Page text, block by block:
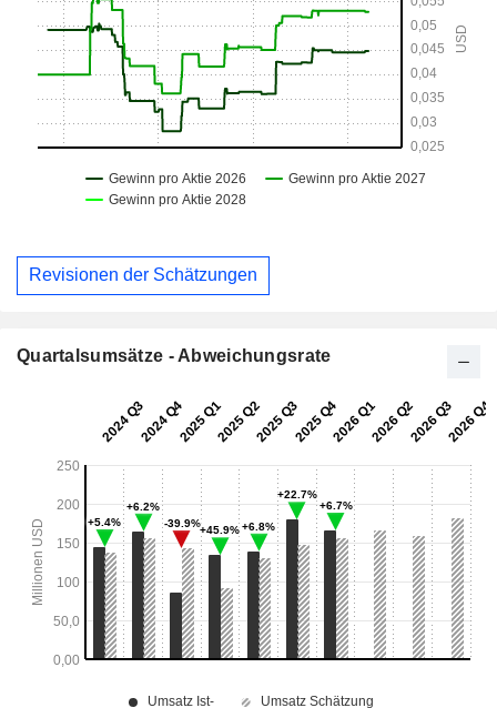
Revisionen der Schätzungen
Quartalsumsätze - Abweichungsrate